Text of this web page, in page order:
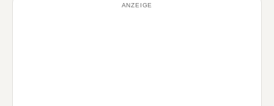
ANZEIGE